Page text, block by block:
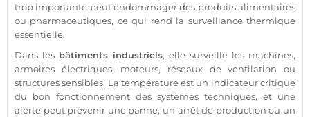
trop importante peut endommager des produits alimentaires
ou pharmaceutiques, ce qui rend la surveillancethermique
essentielle.
Dans les bâtiments industriels, elle surveille les machines,
armoires électriques, moteurs, réseaux de ventilation ou
structures sensibles. La températureest un indicateur critique
du bon fonctionnement des systèmes techniques, et une
alerte peut prévenir une panne, un arrêt de production ou un